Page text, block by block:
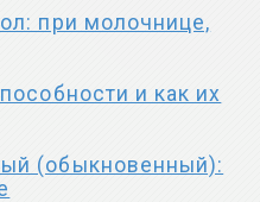
при молочнице,
и как их
(обыкновенный):